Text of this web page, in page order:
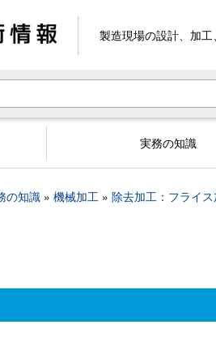
製造現場の設計、加工、
実務の知識
の知識 機械加工 除去加工：フライ